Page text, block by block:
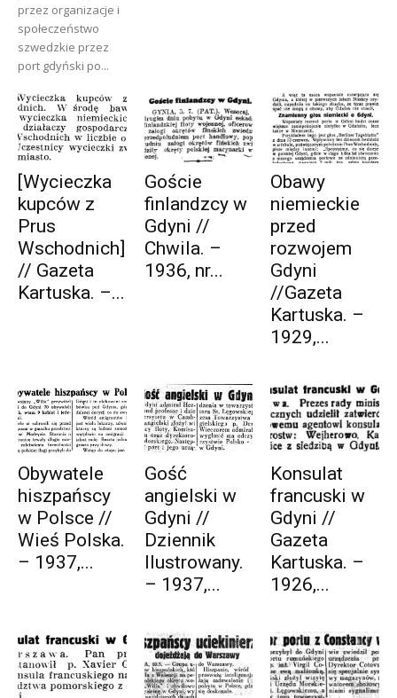
przez organizacje i
społeczeństwo
szwedzkie przez
port gdyński po...
[Wycieczka
kupców z
Prus
Wschodnich]
// Gazeta
Kartuska. –...
Goście
finlandzcy w
Gdyni //
Chwila. –
1936, nr...
Obawy
niemieckie
przed
rozwojem
Gdyni
//Gazeta
Kartuska. –
1929,...
Obywatele
hiszpańscy
w Polsce //
Wieś Polska.
– 1937,...
Gość
angielski w
Gdyni //
Dziennik
Ilustrowany.
– 1937,...
Konsulat
francuski w
Gdyni //
Gazeta
Kartuska. –
1926,...